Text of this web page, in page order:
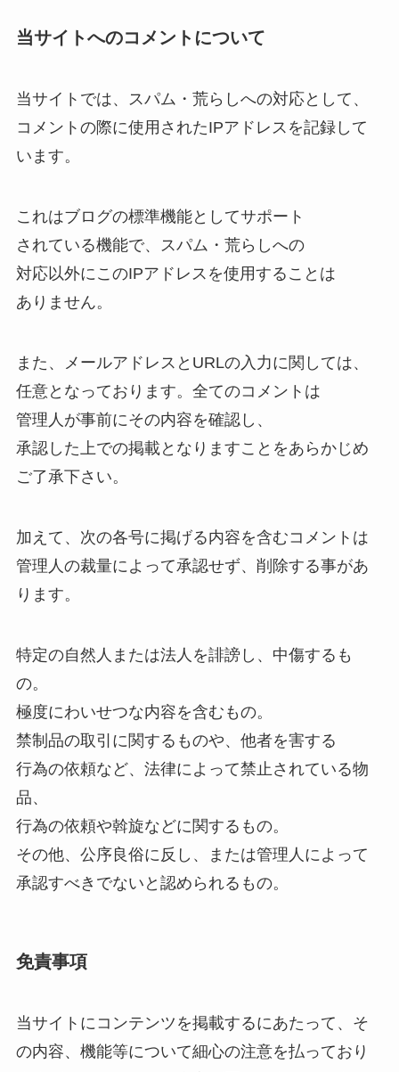
当サイトへのコメントについて
当サイトでは、スパム・荒らしへの対応として、
コメントの際に使用されたIPアドレスを記録して
います。
これはブログの標準機能としてサポート
されている機能で、スパム・荒らしへの
対応以外にこのIPアドレスを使用することは
ありません。
また、メールアドレスとURLの入力に関しては、
任意となっております。全てのコメントは
管理人が事前にその内容を確認し、
承認した上での掲載となりますことをあらかじめ
ご了承下さい。
加えて、次の各号に掲げる内容を含むコメントは
管理人の裁量によって承認せず、削除する事があ
ります。
特定の自然人または法人を誹謗し、中傷するも
の。
極度にわいせつな内容を含むもの。
禁制品の取引に関するものや、他者を害する
行為の依頼など、法律によって禁止されている物
品、
行為の依頼や斡旋などに関するもの。
その他、公序良俗に反し、または管理人によって
承認すべきでないと認められるもの。
免責事項
当サイトにコンテンツを掲載するにあたって、そ
の内容、機能等について細心の注意を払っており